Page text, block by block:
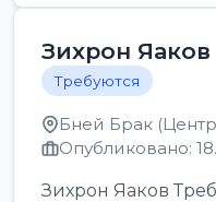
Зихрон Яаков
Требуются
Бней Брак
Опубликовано:
Зихрон Яаков